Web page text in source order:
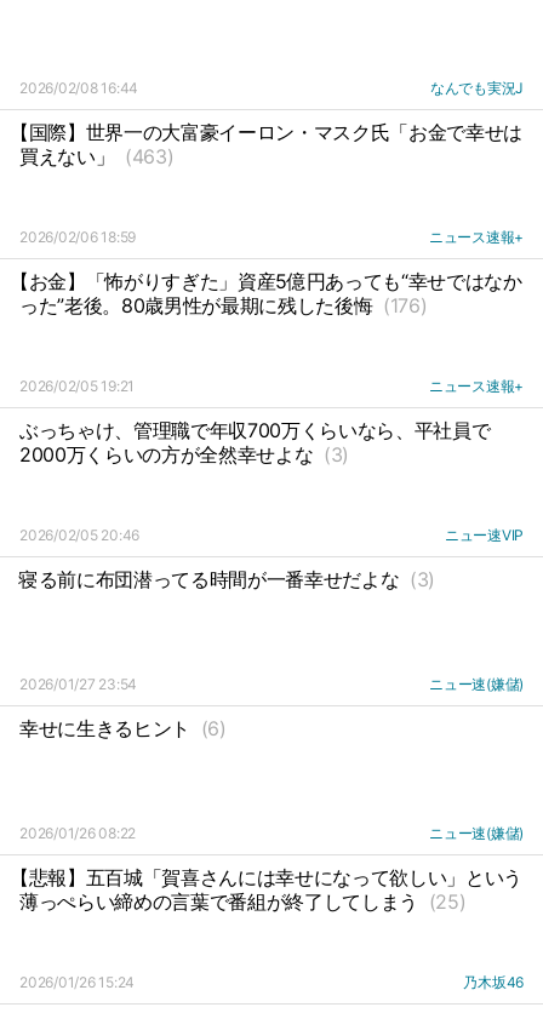
2026/02/08 16:44 なんでも実況J
【国際】世界一の大富豪イーロン・マスク氏「お金で幸せは
買えない」
(463)
2026/02/06 18:59 ニュース速報+
【お金】「怖がりすぎた」資産5億円あっても“幸せではなか
った”老後。80歳男性が最期に残した後悔 (176)
2026/02/05 19:21 ニュース速報+
ぶっちゃけ、管理職で年収700万くらいなら、平社員で
2000万くらいの方が全然幸せよな (3)
2026/02/05 20:46 ニュー速VIP
寝る前に布団潜ってる時間が一番幸せだよな (3)
2026/01/27 23:54 ニュー速(嫌儲)
幸せに生きるヒント (6)
2026/01/26 08:22 ニュー速(嫌儲)
【悲報】五百城「賀喜さんには幸せになって欲しい」という
薄っぺらい締めの言葉で番組が終了してしまう
(25)
2026/01/26 15:24 乃木坂46